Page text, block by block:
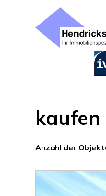
kaufen
Anzahl der